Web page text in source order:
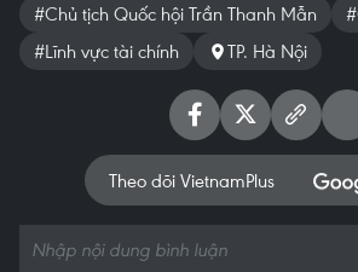
#Chủ tịch Quốc hội Trần Thanh Mẫn
#Lĩnh vực tài chính
TP. Hà Nội
Theo dõi VietnamPlus